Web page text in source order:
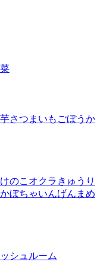
さつまいも ごぼう か
のこ オクラ きゅうり
かぼちゃいんげんまめ
シュルーム